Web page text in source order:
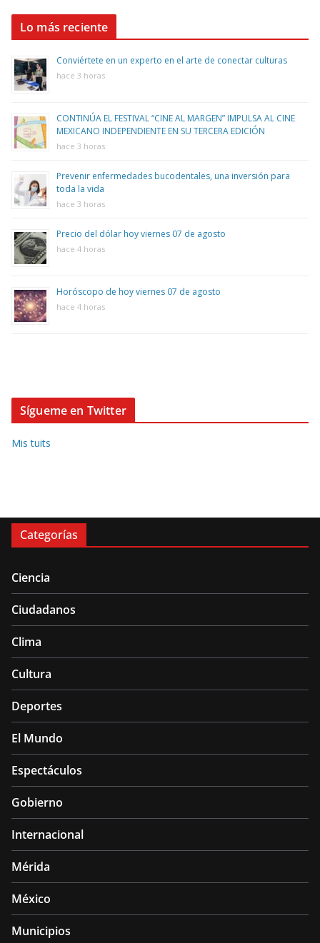
Lo más reciente
Conviértete en un experto en el arte de conectar culturas
hace 3 horas
CONTINÚA EL FESTIVAL “CINE AL MARGEN” IMPULSA AL CINE
MEXICANO INDEPENDIENTE EN SU TERCERA EDICIÓN
hace 3 horas
Prevenir enfermedades bucodentales, una inversión para
toda la vida
hace 3 horas
Precio del dólar hoy viernes 07 de agosto
hace 4 horas
Horóscopo de hoy viernes 07 de agosto
hace 4 horas
Sígueme en Twitter
Mis tuits
Categorías
Ciencia
Ciudadanos
Clima
Cultura
Deportes
El Mundo
Espectáculos
Gobierno
Internacional
Mérida
México
Municipios